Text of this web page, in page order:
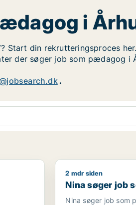
i
Start din rekrutteringsproces her.
der søger job som pædagog i
.
Nina søger job
2 mdr siden
Nina søger job
Nina søger job som